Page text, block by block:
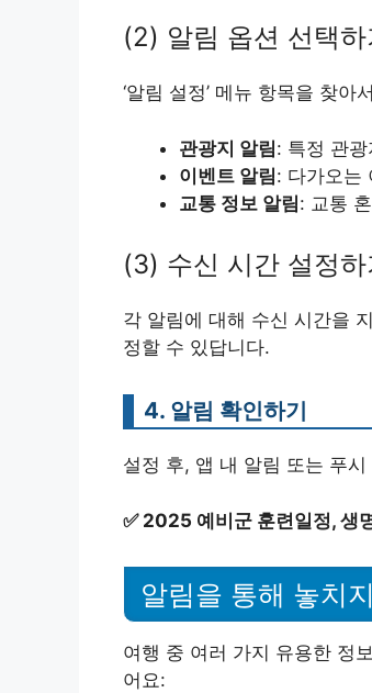
(2) 알림 옵션 선택하
‘알림 설정’ 메뉴 항목을 찾
관광지 알림: 특정 관
이벤트 알림: 다가오는
교통 정보 알림: 교통
(3) 수신 시간 설정하
각 알림에 대해 수신 시간을
정할 수 있답니다.
4. 알림 확인하기
설정 후, 앱 내 알림 또는 푸
✅ 2025 예비군 훈련일정, 생
알림을 통해 놓치
여행 중 여러 가지 유용한 정
어요: